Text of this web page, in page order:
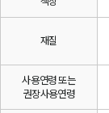
재질
사용연령 또는
권장사용연령